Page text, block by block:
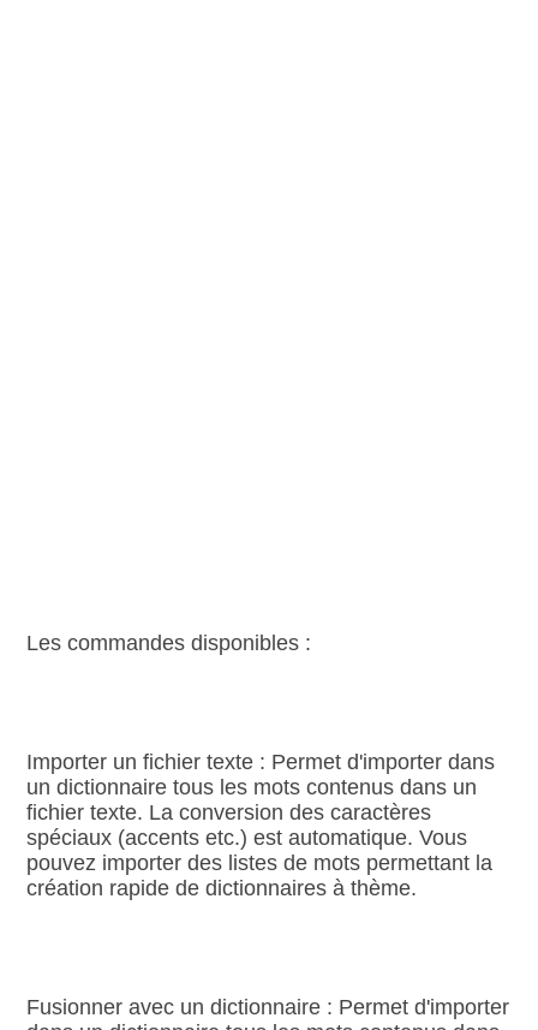
Les commandes disponibles :
Importer un fichier texte : Permet d'importer dans
un dictionnaire tous les mots contenus dans un
fichier texte. La conversion des caractères
spéciaux (accents etc.) est automatique. Vous
pouvez importer des listes de mots permettant la
création rapide de dictionnaires à thème.
Fusionner avec un dictionnaire : Permet d'importer